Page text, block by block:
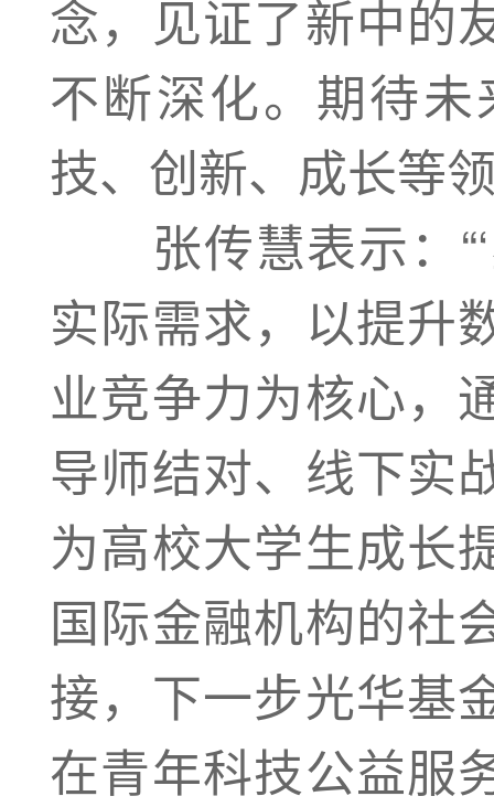
念，见证了新中的
不断深化。期待
技、创新、成长等
张传慧表示：“‘
实际需求，以提升
业竞争力为核心，
导师结对、线下实
为高校大学生成长
国际金融机构的社
接，下一步光华基
在青年科技公益服